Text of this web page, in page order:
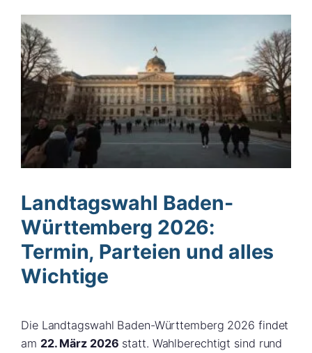
Landtagswahl Baden-
Württemberg 2026:
Termin, Parteien und alles
Wichtige
Die Landtagswahl Baden-Württemberg 2026 findet
am 22. März 2026 statt. Wahlberechtigt sind rund